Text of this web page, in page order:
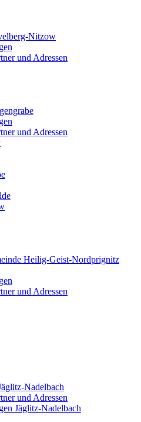
Nitzow
und Adressen
und Adressen
Heilig-Geist-Nordprignitz
und Adressen
Nadelbach
und Adressen
Jäglitz-Nadelbach